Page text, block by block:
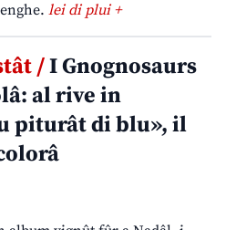
lei di plui +
/I Gnognosaurs
al rive in
piturât di blu», il